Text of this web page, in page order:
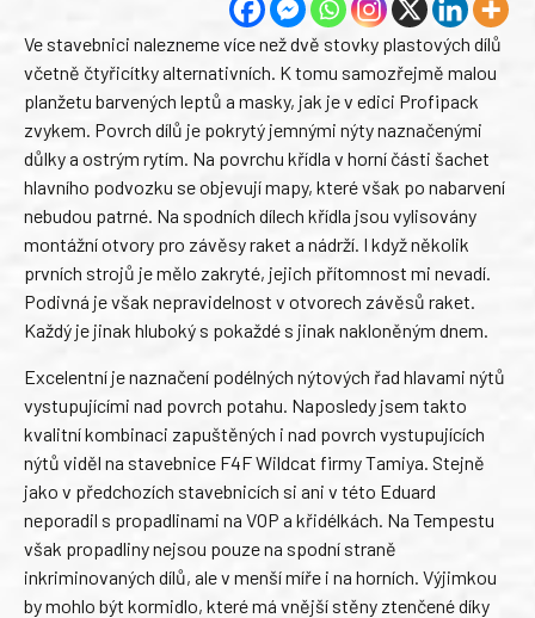
Ve stavebnici nalezneme více než dvě stovky plastových dílů
včetně čtyřicítky alternativních. K tomu samozřejmě malou
planžetu barvených leptů a masky, jak je v edici Profipack
zvykem. Povrch dílů je pokrytý jemnými nýty naznačenými
důlky a ostrým rytím. Na povrchu křídla v horní části šachet
hlavního podvozku se objevují mapy, které však po nabarvení
nebudou patrné. Na spodních dílech křídla jsou vylisovány
montážní otvory pro závěsy raket a nádrží. I když několik
prvních strojů je mělo zakryté, jejich přítomnost mi nevadí.
Podivná je však nepravidelnost v otvorech závěsů raket.
Každý je jinak hluboký s pokaždé s jinak nakloněným dnem.
Excelentní je naznačení podélných nýtových řad hlavami nýtů
vystupujícími nad povrch potahu. Naposledy jsem takto
kvalitní kombinaci zapuštěných i nad povrch vystupujících
nýtů viděl na stavebnice F4F Wildcat firmy Tamiya. Stejně
jako v předchozích stavebnicích si ani v této Eduard
neporadil s propadlinami na VOP a křidélkách. Na Tempestu
však propadliny nejsou pouze na spodní straně
inkriminovaných dílů, ale v menší míře i na horních. Výjimkou
by mohlo být kormidlo, které má vnější stěny ztenčené díky